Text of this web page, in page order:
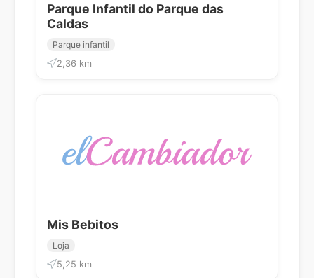
Parque Infantil do Parque das
Caldas
Parque infantil
2,36 km
Mis Bebitos
Loja
5,25 km